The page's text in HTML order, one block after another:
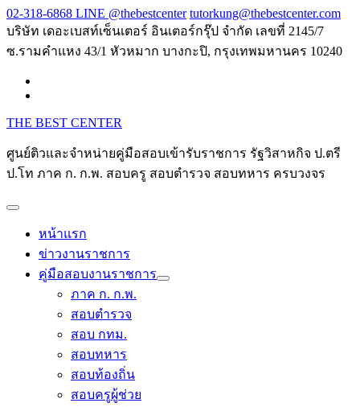
Skip
to
02-318-6868 LINE @thebestcenter tutorkung@thebestcenter.com
บริษัท เดอะเบสท์เซ็นเตอร์ อินเตอร์กรุ๊ป จำกัด เลขที่ 2145/7
ซ.รามคำแหง 43/1 หัวหมาก บางกะปิ, กรุงเทพมหานคร 10240
THE BEST CENTER
ศูนย์ติวและจำหน่ายคู่มือสอบเข้ารับราชการ รัฐวิสาหกิจ ป.ตรี
ป.โท ภาค ก. ก.พ. สอบครู สอบตำรวจ สอบทหาร ครบวงจร
หน้าแรก
ข่าวงานราชการ
คู่มือสอบงานราชการ
ภาค ก. ก.พ.
สอบตำรวจ
สอบ กทม.
สอบทหาร
สอบท้องถิ่น
สอบครูผู้ช่วย